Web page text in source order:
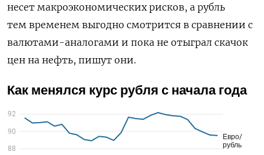
несет макроэкономических рисков, а рубль
тем временем выгодно смотрится в сравнении с
валютами-аналогами и пока не отыграл скачок
цен на нефть, пишут они.